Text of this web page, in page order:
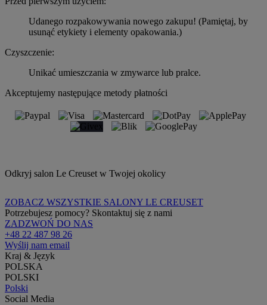
Udanego rozpakowywania nowego zakupu! (Pamiętaj, by
usunąć etykiety i elementy opakowania.)
Czyszczenie:
Unikać umieszczania w zmywarce lub pralce.
Akceptujemy następujące metody płatności
Odkryj salon Le Creuset w Twojej okolicy
ZOBACZ WSZYSTKIE SALONY LE CREUSET
Potrzebujesz pomocy? Skontaktuj się z nami
ZADZWOŃ DO NAS
+48 22 487 98 26
Wyślij nam email
Kraj & Język
POLSKA
POLSKI
Polski
Social Media